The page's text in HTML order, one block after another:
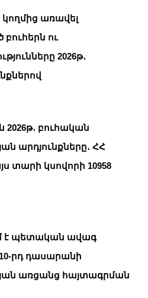
կողմից առավել
ու
2026թ․
2026թ․ բուհական
արդյունքները․ ՀՀ
տարի կսովորի 10958
է պետական ավագ
րդ դասարանի
առցանց հայտագրման